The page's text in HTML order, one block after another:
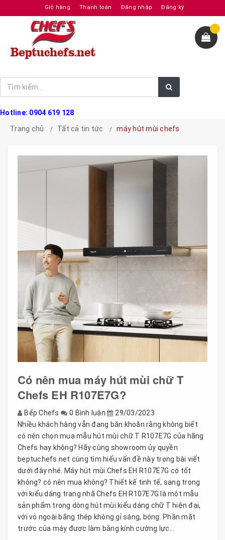
Giỏ hàng Thanh toán Đăng nhập Đăng ký
Hotline: 0904 619 128
Trang chủ
Tất cả tin tức máy hút mùi chefs
Có nên mua máy hút mùi chữ T
Chefs EH R107E7G?
Bếp Chefs 0 Bình luận
29/03/2023
Nhiều khách hàng vẫn đang băn khoăn rằng không biết
có nên chọn mua mẫu hút mùi chữ T R107E7G của hãng
Chefs hay không? Hãy cùng showroom ủy quyền
beptuchefs.net cùng tìm hiểu vấn đề này trong bài viết
dưới đây nhé. Máy hút mùi Chefs EH R107E7G có tốt
không? có nên mua không? Thiết kế tinh tế, sang trọng
với kiểu dáng trang nhã Chefs EH R107E7G là một mẫu
sản phẩm trong dòng hút mùi kiểu dáng chữ T hiện đại,
với vỏ ngoài bằng thép không gỉ sáng, bóng. Phần mặt
trước của máy được làm bằng kính cường lực...